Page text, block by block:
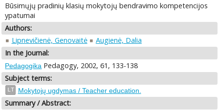
Būsimųjų pradinių klasių mokytojų bendravimo kompetencijos
ypatumai
Authors:
Lipnevičienė, Genovaitė
Augienė, Dalia
In the Journal:
Pedagogika Pedagogy, 2002, 61, 133-138
Subject terms:
LT Mokytojų ugdymas / Teacher education.
Summary / Abstract: